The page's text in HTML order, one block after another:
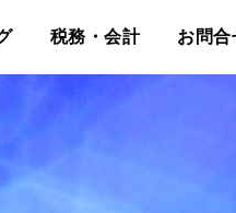
税務・会計 お問合